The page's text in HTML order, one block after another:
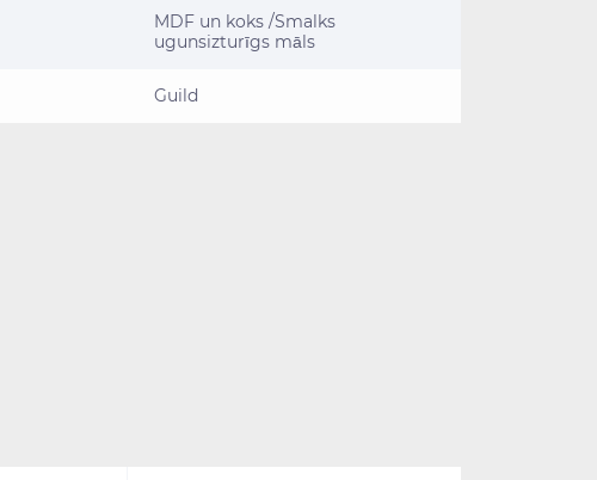
MDF un koks /Smalks
ugunsizturīgs māls
Guild